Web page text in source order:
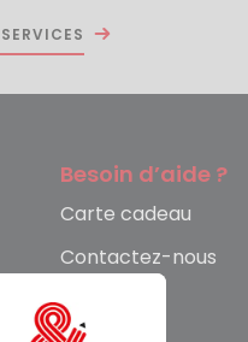
Besoin d’aide ?
Carte cadeau
Contactez-nous
FAQ